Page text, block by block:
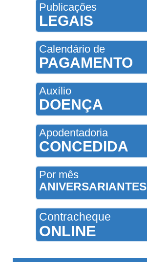
Publicações
LEGAIS
Calendário de
PAGAMENTO
Auxílio
DOENÇA
Apodentadoria
CONCEDIDA
Por mês
ANIVERSARIANTES
Contracheque
ONLINE